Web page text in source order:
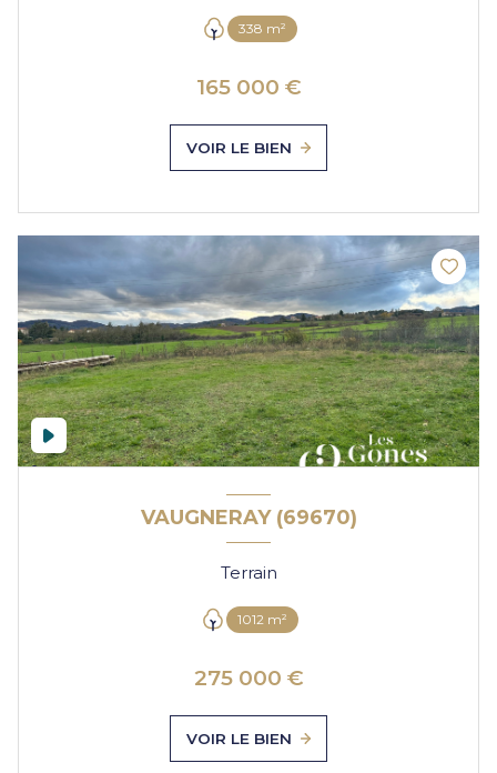
338 m²
165 000 €
VOIR LE BIEN
VAUGNERAY (69670)
Terrain
1012 m²
275 000 €
VOIR LE BIEN